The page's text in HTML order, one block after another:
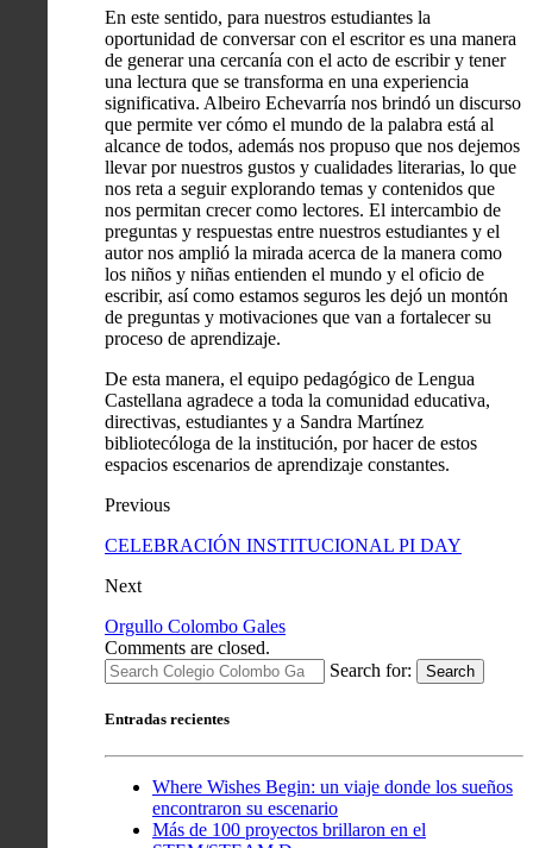
En este sentido, para nuestros estudiantes la
oportunidad de conversar con el escritor es una manera
de generar una cercanía con el acto de escribir y tener
una lectura que se transforma en una experiencia
significativa. Albeiro Echevarría nos brindó un discurso
que permite ver cómo el mundo de la palabra está al
alcance de todos, además nos propuso que nos dejemos
llevar por nuestros gustos y cualidades literarias, lo que
nos reta a seguir explorando temas y contenidos que
nos permitan crecer como lectores. El intercambio de
preguntas y respuestas entre nuestros estudiantes y el
autor nos amplió la mirada acerca de la manera como
los niños y niñas entienden el mundo y el oficio de
escribir, así como estamos seguros les dejó un montón
de preguntas y motivaciones que van a fortalecer su
proceso de aprendizaje.
De esta manera, el equipo pedagógico de Lengua
Castellana agradece a toda la comunidad educativa,
directivas, estudiantes y a Sandra Martínez
bibliotecóloga de la institución, por hacer de estos
espacios escenarios de aprendizaje constantes.
Previous
CELEBRACIÓN INSTITUCIONAL PI DAY
Next
Orgullo Colombo Gales
Comments are closed.
Search for:
Search
Entradas recientes
Where Wishes Begin: un viaje donde los sueños
encontraron su escenario
Más de 100 proyectos brillaron en el